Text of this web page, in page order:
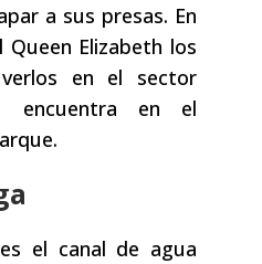
a sus presas. En
Queen Elizabeth los
en el sector
encuentra en el
el canal de agua